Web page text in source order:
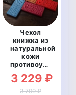
Чехол
книжка из
натуральной
кожи
противоударный
магнитный
для Meizu
15 "CROCO
3 229 ₽
3 799 ₽